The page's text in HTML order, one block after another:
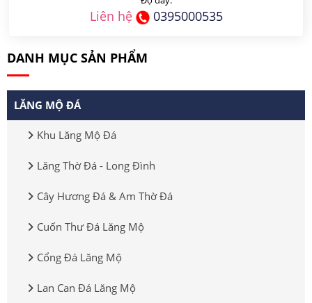
Liên hệ 0395000535
DANH MỤC SẢN PHẨM
LĂNG MỘ ĐÁ
Khu Lăng Mộ Đá
Lăng Thờ Đá - Long Đình
Cây Hương Đá & Am Thờ Đá
Cuốn Thư Đá Lăng Mộ
Cổng Đá Lăng Mộ
Lan Can Đá Lăng Mộ